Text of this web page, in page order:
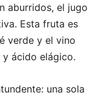
aburridos, el jugo
Esta fruta es
verde y el vino
y ácido elágico.
una sola